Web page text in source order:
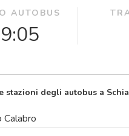
AUTOBUS
stazioni degli autobus a
Calabro